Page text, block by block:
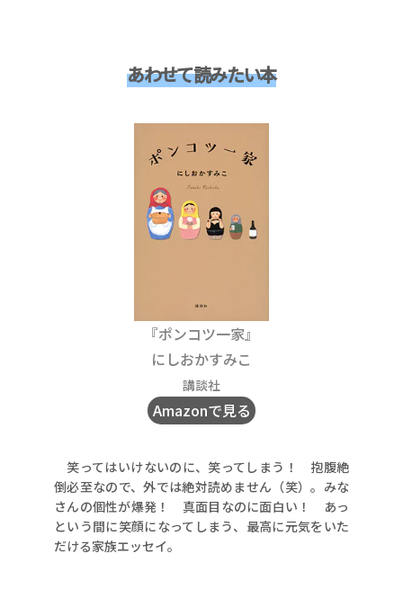
あわせて読みたい本
『ポンコツ一家』
にしおかすみこ
講談社
Amazonで見る
笑ってはいけないのに、笑ってしまう！ 抱腹絶
倒必至なので、外では絶対読めません（笑）。みな
さんの個性が爆発！ 真面目なのに面白い！ あっ
という間に笑顔になってしまう、最高に元気をいた
だける家族エッセイ。